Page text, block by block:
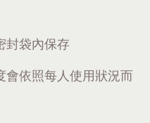
封袋內保存
依照每人使用狀況而